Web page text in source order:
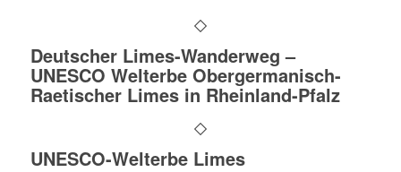
Deutscher Limes-Wanderweg –
UNESCO Welterbe Obergermanisch-
Raetischer Limes in Rheinland-Pfalz
UNESCO-Welterbe Limes